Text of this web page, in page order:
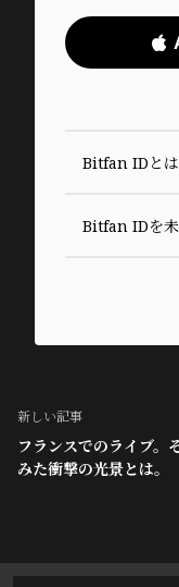
Bitfan IDとは
Bitfan IDを
新しい記事
フランスでのライブ。
みた衝撃の光景とは